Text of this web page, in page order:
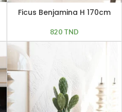
Ficus Benjamina H 170cm
820 TND